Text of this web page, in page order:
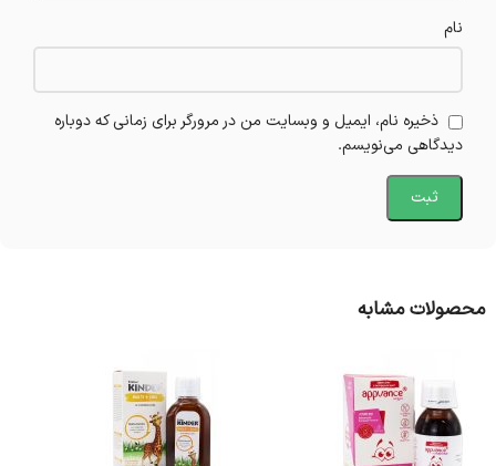
نام
ذخیره نام، ایمیل و وبسایت من در مرورگر برای زمانی که دوباره
دیدگاهی می‌نویسم.
محصولات مشابه